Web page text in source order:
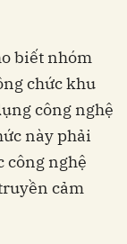
biết nhóm
chức khu
công nghệ
này phải
công nghệ
cảm